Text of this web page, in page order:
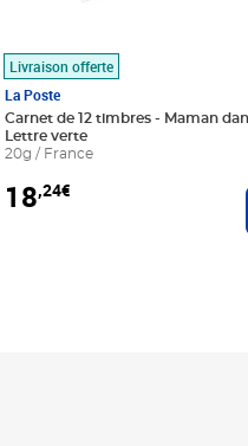
au panier
Livraison offerte
La Poste
Carnet de 12 timbres - Maman
Lettre verte
20g / France
18,24€